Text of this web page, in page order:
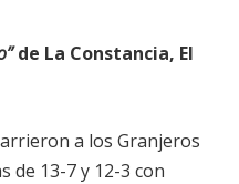
de La Constancia, El
a los Granjeros
de 13-7 y 12-3 con